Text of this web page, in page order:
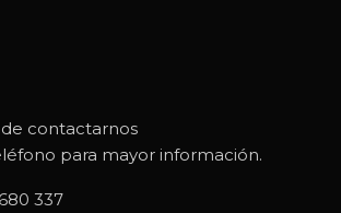
contactarnos
para mayor información.
337